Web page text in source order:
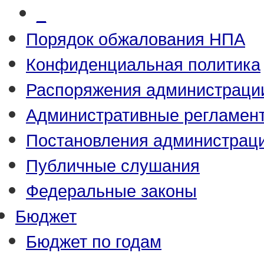
Порядок обжалования НПА
Конфиденциальная политика
Распоряжения
Административные
Постановления
Публичные слушания
Федеральные законы
Бюджет
Бюджет по годам